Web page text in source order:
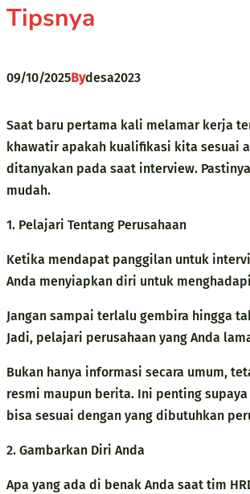
Tipsnya
09/10/2025Bydesa2023
Saat baru pertama kali melamar kerja
khawatir apakah kualifikasi kita sesuai
ditanyakan pada saat interview.
mudah.
1. Pelajari Tentang Perusahaan
Ketika mendapat panggilan untuk
Anda menyiapkan diri untuk
Jangan sampai terlalu gembira hingga
Jadi, pelajari perusahaan yang Anda
Bukan hanya informasi secara umum,
resmi maupun berita. Ini penting
bisa sesuai dengan yang dibutuhkan
2. Gambarkan Diri Anda
Apa yang ada di benak Anda saat tim